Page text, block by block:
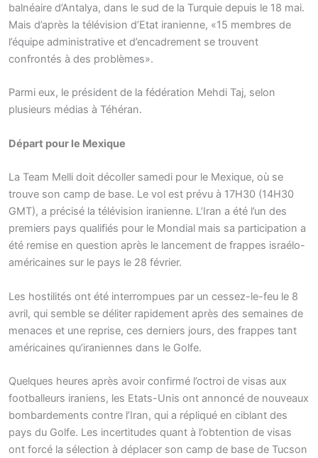
balnéaire d’Antalya, dans le sud de la Turquie depuis le 18 mai.
Mais d’après la télévision d’Etat iranienne, «15 membres de
l’équipe administrative et d’encadrement se trouvent
confrontés à des problèmes».
Parmi eux, le président de la fédération Mehdi Taj, selon
plusieurs médias à Téhéran.
Départ pour le Mexique
La Team Melli doit décoller samedi pour le Mexique, où se
trouve son camp de base. Le vol est prévu à 17H30 (14H30
GMT), a précisé la télévision iranienne. L’Iran a été l’un des
premiers pays qualifiés pour le Mondial mais sa participation a
été remise en question après le lancement de frappes israélo-
américaines sur le pays le 28 février.
Les hostilités ont été interrompues par un cessez-le-feu le 8
avril, qui semble se déliter rapidement après des semaines de
menaces et une reprise, ces derniers jours, des frappes tant
américaines qu’iraniennes dans le Golfe.
Quelques heures après avoir confirmé l’octroi de visas aux
footballeurs iraniens, les Etats-Unis ont annoncé de nouveaux
bombardements contre l’Iran, qui a répliqué en ciblant des
pays du Golfe. Les incertitudes quant à l’obtention de visas
ont forcé la sélection à déplacer son camp de base de Tucson